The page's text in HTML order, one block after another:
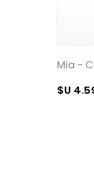
Mia -
$U